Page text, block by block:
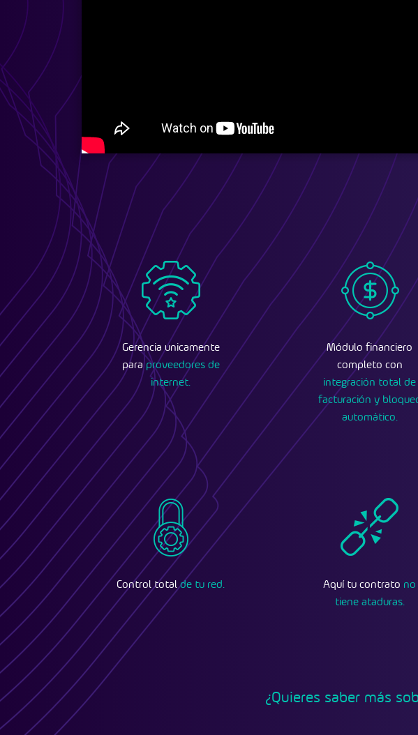
Gerencia unicamente
paraproveedores de
internet.
Módulo financiero
completo con
integración total de
facturación y
automático.
Control totalde tu red. Aquí tu contrato no
tiene ataduras.
¿Quieres saber más